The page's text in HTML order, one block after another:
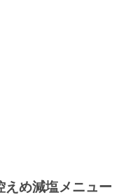
えめ減塩メニュー